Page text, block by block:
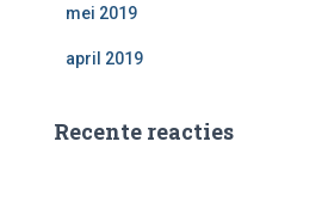
mei 2019
april 2019
Recente reacties